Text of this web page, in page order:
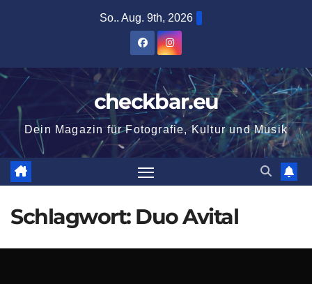
So.. Aug. 9th, 2026
checkbar.eu
Dein Magazin für Fotografie, Kultur und Musik
Schlagwort: Duo Avital